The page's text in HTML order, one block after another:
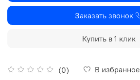
(0)
В избранное
Заказать звонок
Купить в 1 клик